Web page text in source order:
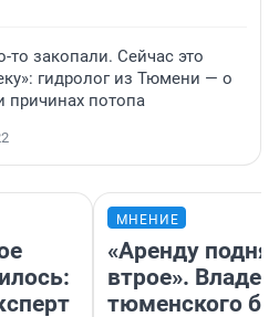
то закопали. Сейчас это
гидролог из Тюмени — о
причинах потопа
МНЕНИЕ
«Аренду
втрое».
тюменского